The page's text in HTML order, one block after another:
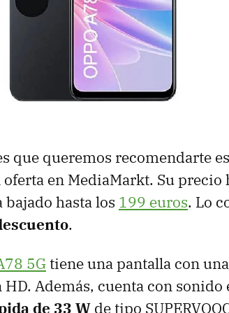
que queremos recomendarte
oferta en MediaMarkt. Su precio
hasta los 199 euros. Lo
.
5G tiene una pantalla con
Además, cuenta con sonido
de 33 W de tipo